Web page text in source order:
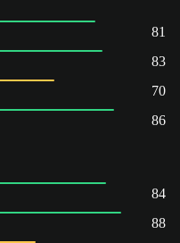
81
83
70
86
84
88